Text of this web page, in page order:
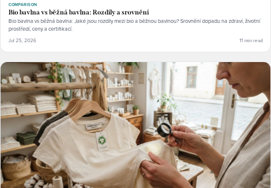
COMPARISON
Bio bavlna vs běžná bavlna: Rozdíly a srovnění
Bio bavlna vs běžná bavlna: Jaké jsou rozdíly mezi bio a běžnou bavlnou? Srovnění dopadu na zdraví, životní
prostředí, ceny a certifikací.
Jul 25, 2026 11 min read